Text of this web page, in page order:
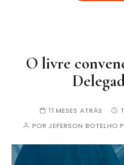
O livre
11 MESES ATRÁS
POR JEFERSON BOTELHO